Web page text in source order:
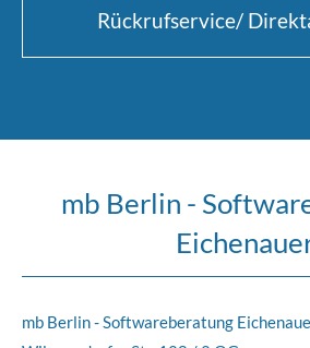
Rückrufservice/
mb Berlin -
mb Berlin - Softwareberatung